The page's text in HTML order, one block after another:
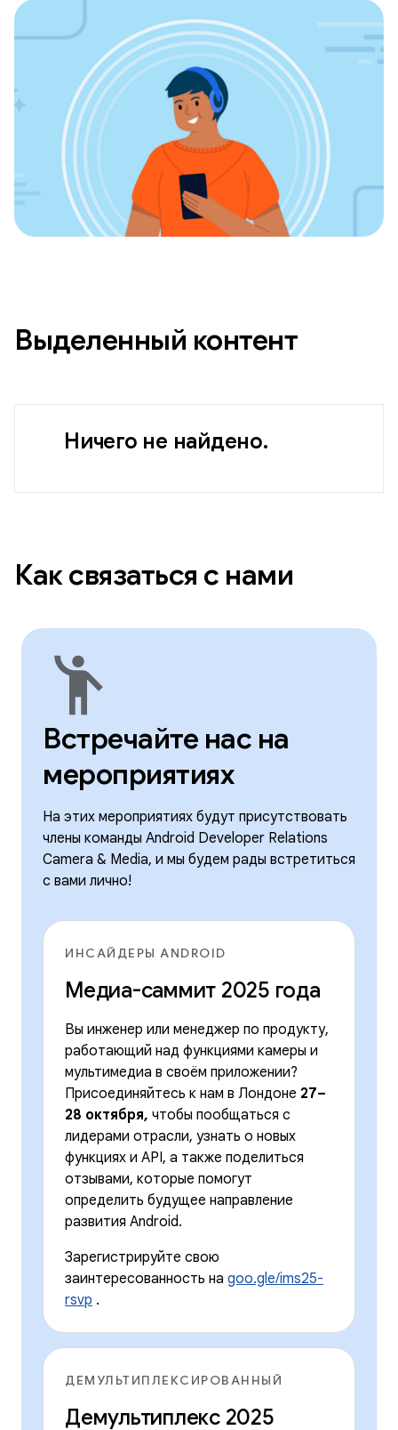
Выделенный контент
Ничего не найдено.
Как связаться с нами
emoji_people
Встречайте нас на
мероприятиях
На этих мероприятиях будут присутствовать
члены команды Android Developer Relations
Camera & Media, и мы будем рады встретиться
с вами лично!
ИНСАЙДЕРЫ ANDROID
Медиа-саммит 2025 года
Вы инженер или менеджер по продукту,
работающий над функциями камеры и
мультимедиа в своём приложении?
Присоединяйтесь к нам в Лондоне 27–
28 октября, чтобы пообщаться с
лидерами отрасли, узнать о новых
функциях и API, а также поделиться
отзывами, которые помогут
определить будущее направление
развития Android.
Зарегистрируйте свою
заинтересованность на goo.gle/ims25-
rsvp .
ДЕМУЛЬТИПЛЕКСИРОВАННЫЙ
Демультиплекс 2025